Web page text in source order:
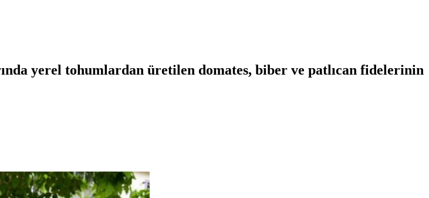
yerel tohumlardan üretilen domates, biber ve patlıcan fidelerinin